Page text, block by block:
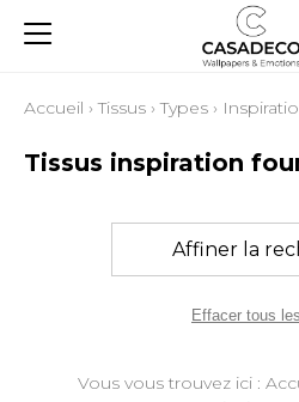
Accueil ›Tissus ›Types ›
Tissus inspiration
Affiner la
Effacer tous
Vous vous trouvez ici :